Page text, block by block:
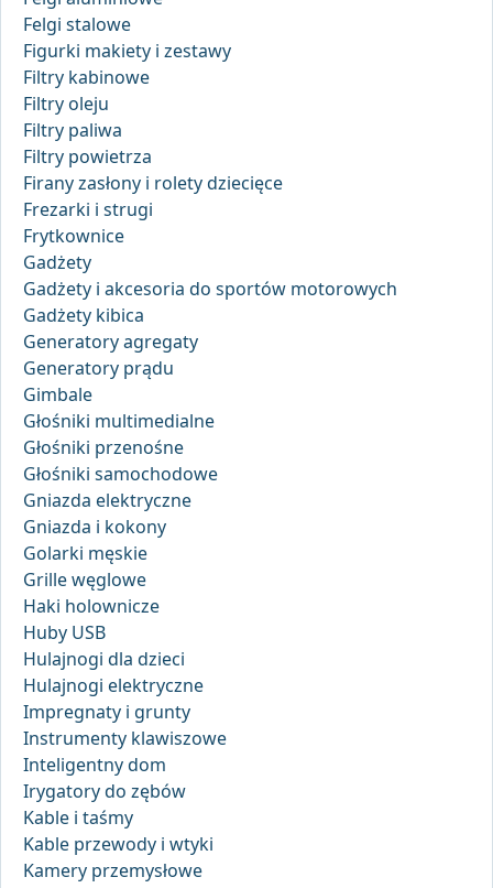
Felgi stalowe
Figurki makiety i zestawy
Filtry kabinowe
Filtry oleju
Filtry paliwa
Filtry powietrza
Firany zasłony i rolety dziecięce
Frezarki i strugi
Frytkownice
Gadżety
Gadżety i akcesoria do sportów motorowych
Gadżety kibica
Generatory agregaty
Generatory prądu
Gimbale
Głośniki multimedialne
Głośniki przenośne
Głośniki samochodowe
Gniazda elektryczne
Gniazda i kokony
Golarki męskie
Grille węglowe
Haki holownicze
Huby USB
Hulajnogi dla dzieci
Hulajnogi elektryczne
Impregnaty i grunty
Instrumenty klawiszowe
Inteligentny dom
Irygatory do zębów
Kable i taśmy
Kable przewody i wtyki
Kamery przemysłowe